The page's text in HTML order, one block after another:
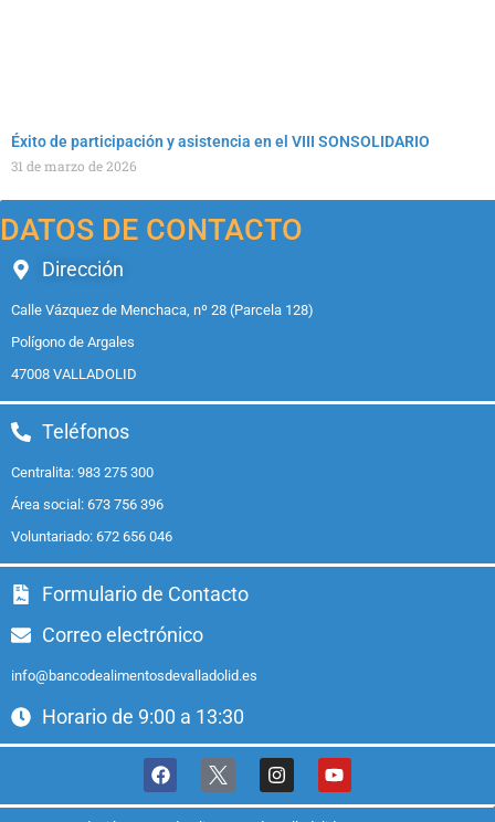
Éxito de participación y asistencia en el VIII SONSOLIDARIO
31 de marzo de 2026
DATOS DE CONTACTO
Dirección
Calle Vázquez de Menchaca, nº 28 (Parcela 128)
Polígono de Argales
47008 VALLADOLID
Teléfonos
Centralita: 983 275 300
Área social: 673 756 396
Voluntariado: 672 656 046
Formulario de Contacto
Correo electrónico
info@bancodealimentosdevalladolid.es
Horario de 9:00 a 13:30
F
a
c
I
n
s
Y
o
u